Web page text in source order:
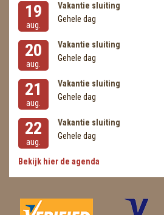
19
aug.
Vakantie sluiting
Gehele dag
20
aug.
Vakantie sluiting
Gehele dag
21
aug.
Vakantie sluiting
Gehele dag
22
aug.
Vakantie sluiting
Gehele dag
Bekijk hier de agenda